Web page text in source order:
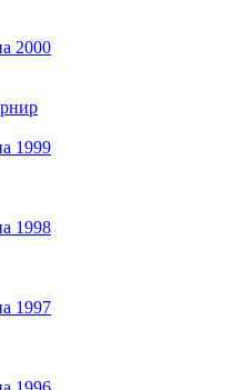
2000
1999
1998
1997